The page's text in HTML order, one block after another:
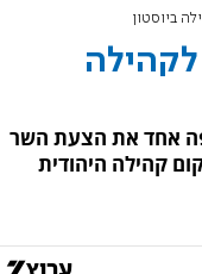
ביוסטון
אחד את הצעת השר
קהילה היהודית